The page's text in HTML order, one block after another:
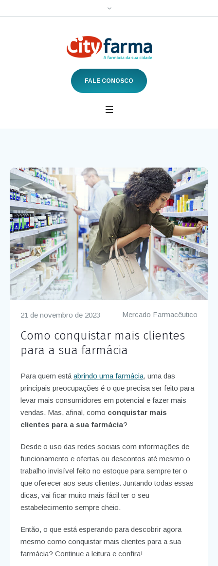
FALE CONOSCO
Mercado Farmacêutico
21 de novembro de 2023
Como conquistar mais clientes
para a sua farmácia
Para quem está abrindo uma farmácia, uma das
principais preocupações é o que precisa ser feito para
levar mais consumidores em potencial e fazer mais
vendas. Mas, afinal, como conquistar mais
clientes para a sua farmácia?
Desde o uso das redes sociais com informações de
funcionamento e ofertas ou descontos até mesmo o
trabalho invisível feito no estoque para sempre ter o
que oferecer aos seus clientes. Juntando todas essas
dicas, vai ficar muito mais fácil ter o seu
estabelecimento sempre cheio.
Então, o que está esperando para descobrir agora
mesmo como conquistar mais clientes para a sua
farmácia? Continue a leitura e confira!